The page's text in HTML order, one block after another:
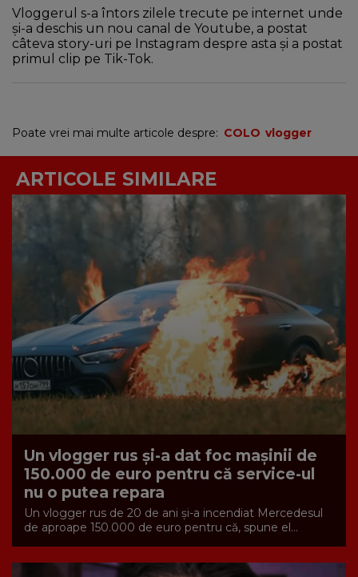
Vloggerul s-a întors zilele trecute pe internet unde
și-a deschis un nou canal de Youtube, a postat
câteva story-uri pe Instagram despre asta și a postat
primul clip pe Tik-Tok.
Poate vrei mai multe articole despre: COLO vlogger
ARTICOLE SIMILARE
Un vlogger rus și-a dat foc mașinii de
150.000 de euro pentru că service-ul
nu o putea repara
Un vlogger rus de 20 de ani și-a incendiat Mercedesul
de aproape 150.000 de euro pentru că, spune el...